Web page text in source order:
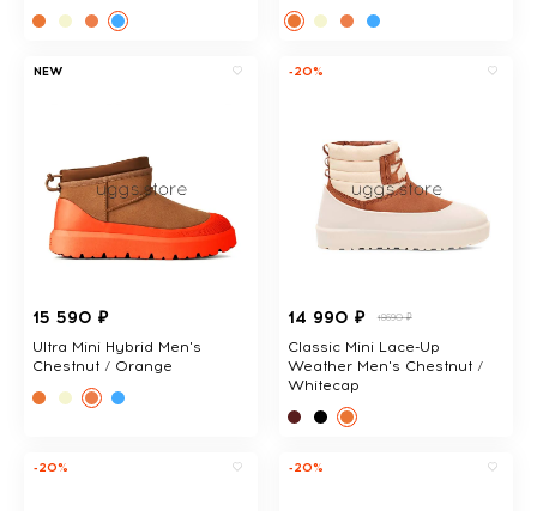
NEW
15 590 ₽
Ultra Mini Hybrid Men's
Chestnut / Orange
-20%
14 990 ₽ 18690 ₽
Classic Mini Lace-Up
Weather Men's Chestnut /
Whitecap
-20% -20%